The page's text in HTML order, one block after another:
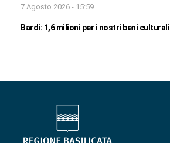
7 Agosto 2026 - 15:59
Bardi: 1,6 milioni per i nostri beni culturali